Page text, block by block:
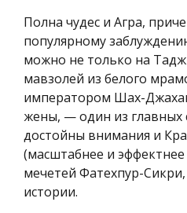
Полна чудес и Агра,
популярному
можно не только на
мавзолей из белого
императором Шах-
жены, — один из
достойны внимания и
(масштабнее и
мечетей Фатехпур-
истории.